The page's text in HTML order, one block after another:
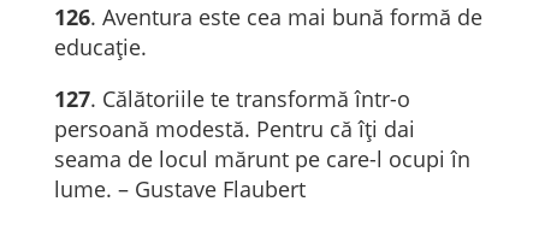
126. Aventura este cea mai bună formă de
educație.
127. Călătoriile te transformă într-o
persoană modestă. Pentru că îți dai
seama de locul mărunt pe care-l ocupi în
lume. – Gustave Flaubert